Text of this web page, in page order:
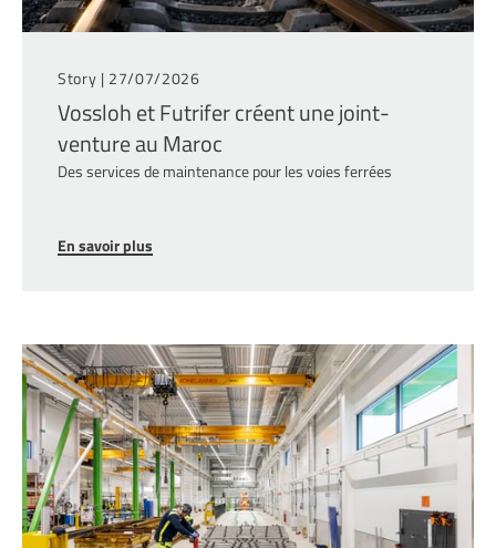
Story | 27/07/2026
Vossloh et Futrifer créent une joint-
venture au Maroc
Des services de maintenance pour les voies ferrées
En savoir plus